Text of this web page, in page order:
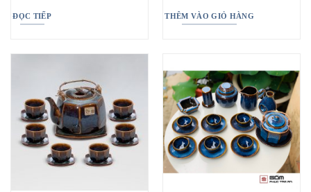
ĐỌC TIẾP THÊM VÀO GIỎ HÀNG